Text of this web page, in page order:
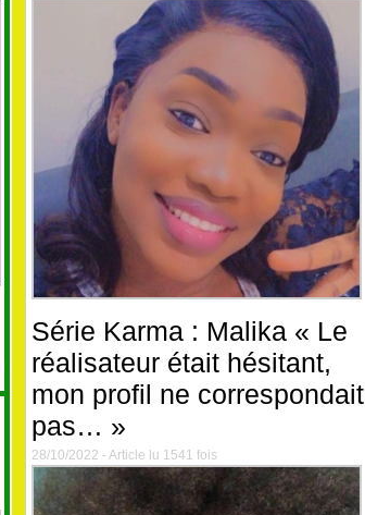
Série Karma : Malika « Le
réalisateur était hésitant,
mon profil ne correspondait
pas… »
28/10/2022 - Article lu 1541 fois